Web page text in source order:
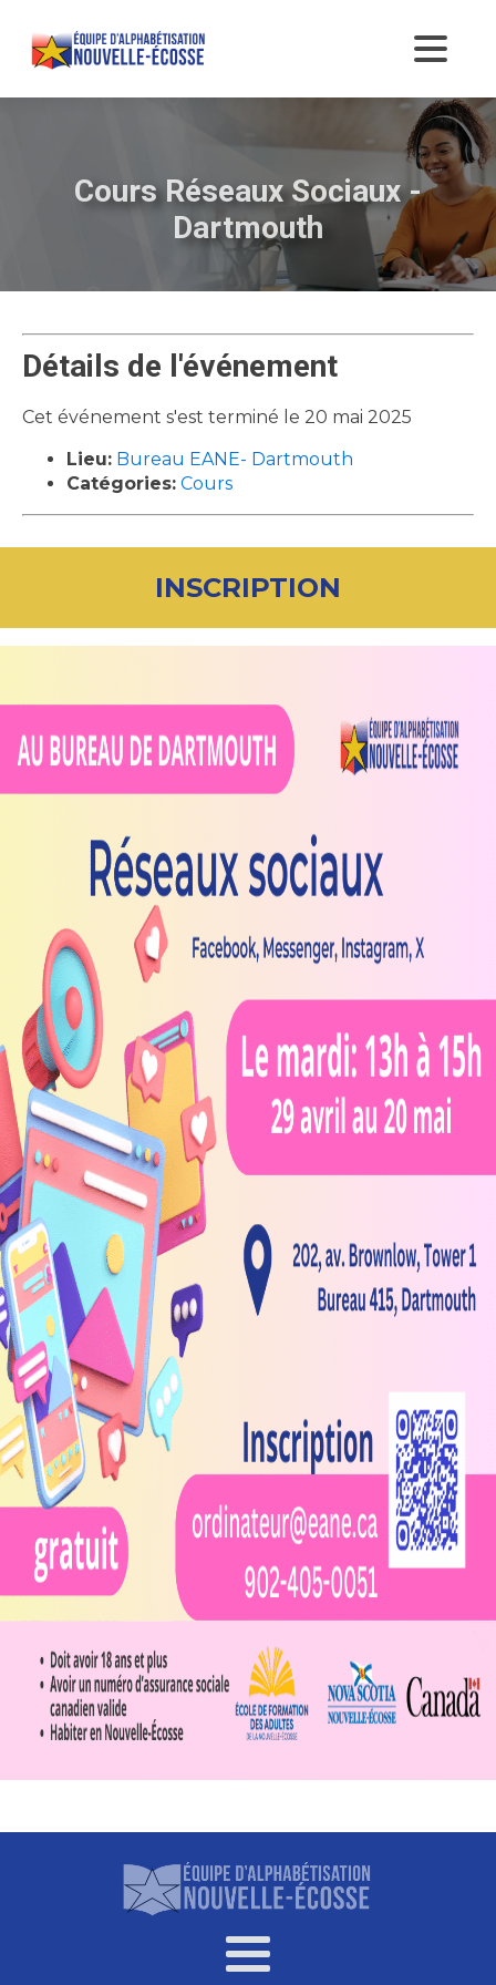
Cours Réseaux Sociaux -
Dartmouth
Détails de l'événement
Cet événement s'est terminé le 20 mai 2025
Lieu: Bureau EANE- Dartmouth
Catégories: Cours
INSCRIPTION